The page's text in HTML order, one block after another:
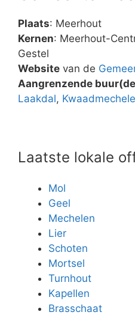
Plaats: Meerhout
Kernen: Meerhout-
Gestel
Website van de
Aangrenzende
Laakdal,
Laatste lokale
Mol
Geel
Mechelen
Lier
Schoten
Mortsel
Turnhout
Kapellen
Brasschaat